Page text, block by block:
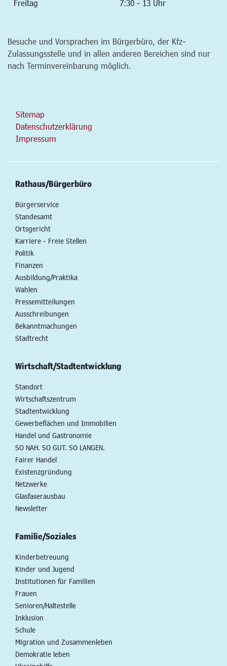
Freitag 7:30 - 13 Uhr
Besuche und Vorsprachen im Bürgerbüro, der Kfz-
Zulassungsstelle und in allen anderen Bereichen sind nur
nach Terminvereinbarung möglich.
Sitemap
Datenschutzerklärung
Impressum
Rathaus/Bürgerbüro
Bürgerservice
Standesamt
Ortsgericht
Karriere - Freie Stellen
Politik
Finanzen
Ausbildung/Praktika
Wahlen
Pressemitteilungen
Ausschreibungen
Bekanntmachungen
Stadtrecht
Wirtschaft/Stadtentwicklung
Standort
Wirtschaftszentrum
Stadtentwicklung
Gewerbeflächen und Immobilien
Handel und Gastronomie
SO NAH. SO GUT. SO LANGEN.
Fairer Handel
Existenzgründung
Netzwerke
Glasfaserausbau
Newsletter
Familie/Soziales
Kinderbetreuung
Kinder und Jugend
Institutionen für Familien
Frauen
Senioren/Haltestelle
Inklusion
Schule
Migration und Zusammenleben
Demokratie leben